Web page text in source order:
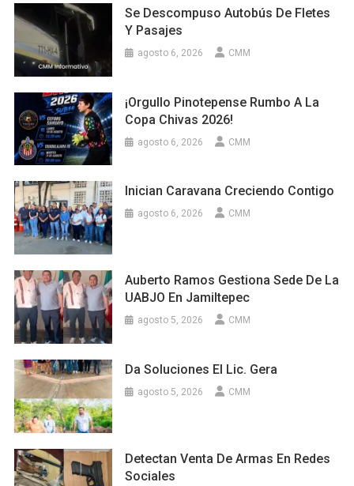
Se Descompuso Autobús De Fletes
Y Pasajes
agosto 6, 2026 CMM
¡Orgullo Pinotepense Rumbo A La
Copa Chivas 2026!
agosto 6, 2026 CMM
Inician Caravana Creciendo Contigo
agosto 6, 2026 CMM
Auberto Ramos Gestiona Sede De La
UABJO En Jamiltepec
agosto 5, 2026 CMM
Da Soluciones El Lic. Gera
agosto 5, 2026 CMM
Detectan Venta De Armas En Redes
Sociales